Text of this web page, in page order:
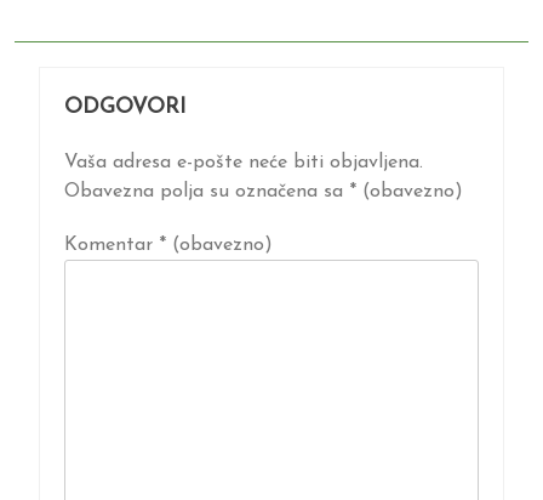
ODGOVORI
Vaša adresa e-pošte neće biti objavljena.
Obavezna polja su označena sa * (obavezno)
Komentar * (obavezno)